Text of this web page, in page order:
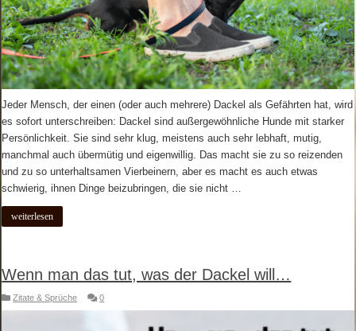
Jeder Mensch, der einen (oder auch mehrere) Dackel als Gefährten hat, wird
es sofort unterschreiben: Dackel sind außergewöhnliche Hunde mit starker
Persönlichkeit. Sie sind sehr klug, meistens auch sehr lebhaft, mutig,
manchmal auch übermütig und eigenwillig. Das macht sie zu so reizenden
und zu so unterhaltsamen Vierbeinern, aber es macht es auch etwas
schwierig, ihnen Dinge beizubringen, die sie nicht …
weiterlesen
Wenn man das tut, was der Dackel will…
Zitate & Sprüche 0